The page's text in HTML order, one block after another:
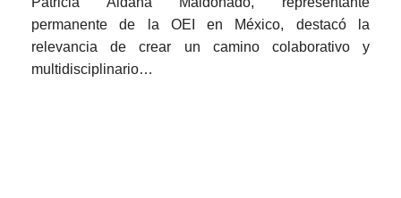
permanente de la OEI en México, destacó la
relevancia de crear un camino colaborativo y
multidisciplinario…